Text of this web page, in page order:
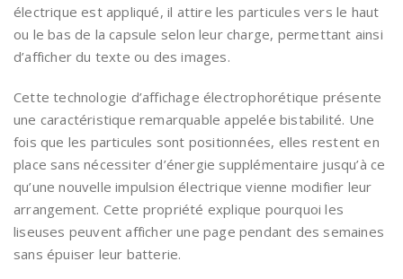
électrique est appliqué, il attire les particules vers le haut
ou le bas de la capsule selon leur charge, permettant ainsi
d’afficher du texte ou des images.
Cette technologie d’affichage électrophorétique présente
une caractéristique remarquable appelée bistabilité. Une
fois que les particules sont positionnées, elles restent en
place sans nécessiter d’énergie supplémentaire jusqu’à ce
qu’une nouvelle impulsion électrique vienne modifier leur
arrangement. Cette propriété explique pourquoi les
liseuses peuvent afficher une page pendant des semaines
sans épuiser leur batterie.